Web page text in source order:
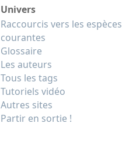
Univers
Raccourcis vers les espèces
courantes
Glossaire
Les auteurs
Tous les tags
Tutoriels vidéo
Autres sites
Partir en sortie !